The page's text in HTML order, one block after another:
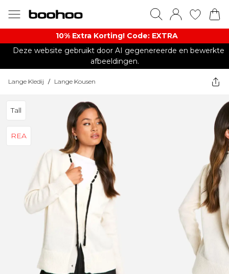
10% Extra Korting! Code: EXTRA​
Deze website gebruikt door AI gegenereerde en bewerkte
afbeeldingen.
Lange Kledij / Lange Kousen
Tall
REA